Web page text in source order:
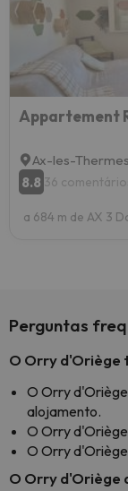
Ax-les-Thermes
8.8 36
a 684 m de AX 3
Perguntas
O Orry d'Oriège
O Orry
alojamento.
O Orry
O Orry
O Orry d'Oriège